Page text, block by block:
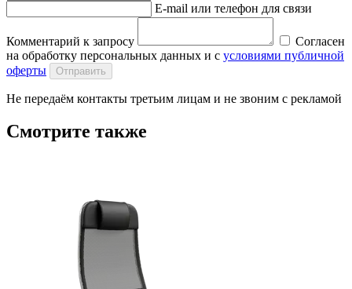
E-mail или телефон для связи
Комментарий к запросу
Согласен
на обработку персональных данных и с условиями публичной
оферты
Отправить
Не передаём контакты третьим лицам и не звоним с рекламой
Смотрите также